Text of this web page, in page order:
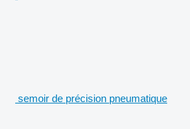
semoir de précision pneumatique